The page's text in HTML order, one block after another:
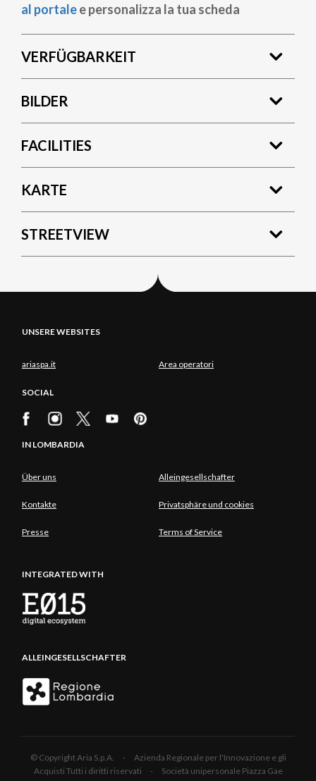
al portalee personalizza la tua scheda
VERFÜGBARKEIT
BILDER
FACILITIES
KARTE
STREETVIEW
UNSERE WEBSITES
ariaspa.it Area operatori
SOCIAL
IN LOMBARDIA
Über uns Alleingesellschafter
Kontakte Privatsphäre und cookies
Presse Terms of Service
INTEGRATED WITH
ALLEINGESELLSCHAFTER
© Copyright Aria S.p.A. - Azienda Regionale per l'Innovazione e gli
Acquisti Tutti i diritti riservati - Società unipersonale Piazza Gae